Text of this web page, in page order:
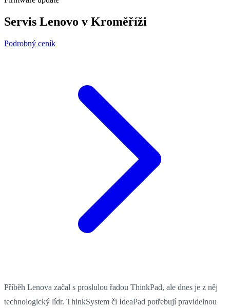
Servis Lenovo v Kroměříži
Podrobný ceník
Příběh Lenova začal s proslulou řadou ThinkPad, ale dnes je z něj
technologický lídr. ThinkSystem či IdeaPad potřebují pravidelnou